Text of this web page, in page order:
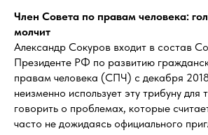
Член Совета по правам человека:
молчит
Александр Сокуров входит в состав
Президенте РФ по развитию
правам человека (СПЧ) с декабря
неизменно использует эту трибуну для
говорить о проблемах, которые
часто не дожидаясь официального